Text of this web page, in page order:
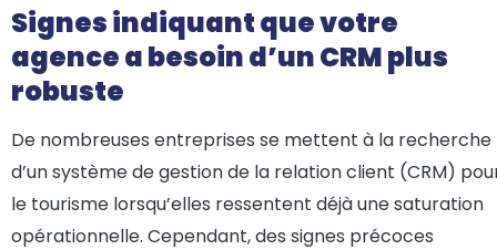
Signes indiquant que votre
agence a besoin d’un CRM plus
robuste
De nombreuses entreprises se mettent à la recherche
d’un système de gestion de la relation client (CRM)
le tourisme lorsqu’elles ressentent déjà une saturation
opérationnelle. Cependant, des signes précoces